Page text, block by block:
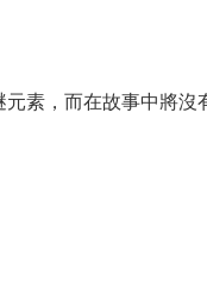
素，而在故事中將